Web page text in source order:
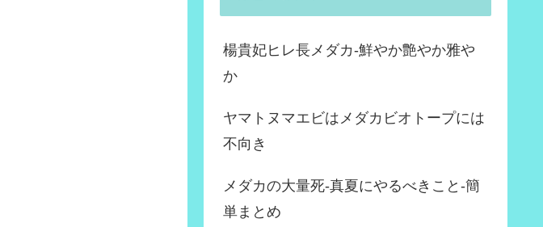
楊貴妃ヒレ長メダカ-鮮やか艶やか雅や
か
ヤマトヌマエビはメダカビオトープには
不向き
メダカの大量死-真夏にやるべきこと-簡
単まとめ